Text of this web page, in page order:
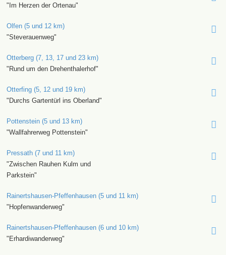
"Im Herzen der Ortenau"
Olfen (5 und 12 km)
"Steverauenweg"
Otterberg (7, 13, 17 und 23 km)
"Rund um den Drehenthalerhof"
Otterfing (5, 12 und 19 km)
"Durchs Gartentürl ins Oberland"
Pottenstein (5 und 13 km)
"Wallfahrerweg Pottenstein"
Pressath (7 und 11 km)
"Zwischen Rauhen Kulm und
Parkstein"
Rainertshausen-Pfeffenhausen (5 und 11 km)
"Hopfenwanderweg"
Rainertshausen-Pfeffenhausen (6 und 10 km)
"Erhardiwanderweg"